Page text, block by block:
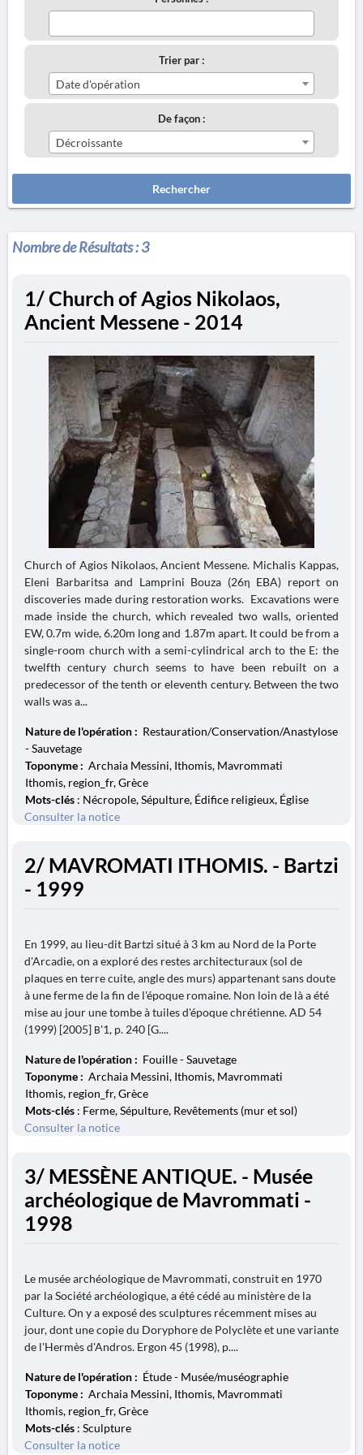
Trier par :
Date d'opération
De façon :
Décroissante
Rechercher
Nombre de Résultats :3
1/ Church of Agios Nikolaos,
Ancient Messene - 2014
Church of Agios Nikolaos, Ancient Messene. Michalis Kappas,
Eleni Barbaritsa and Lamprini Bouza (26η EBA) report on
discoveries made during restoration works. Excavations were
made inside the church, which revealed two walls, oriented
EW, 0.7m wide, 6.20m long and 1.87m apart. It could be from a
single-room church with a semi-cylindrical arch to the E: the
twelfth century church seems to have been rebuilt on a
predecessor of the tenth or eleventh century. Between the two
walls was a...
Nature de l'opération : Restauration/Conservation/Anastylose
- Sauvetage
Toponyme : Archaia Messini, Ithomis, Mavrommati
Ithomis, region_fr, Grèce
Mots-clés : Nécropole, Sépulture, Édifice religieux, Église
Consulter la notice
2/ MAVROMATI ITHOMIS. - Bartzi
- 1999
En 1999, au lieu-dit Bartzi situé à 3 km au Nord de la Porte
d'Arcadie, on a exploré des restes architecturaux (sol de
plaques en terre cuite, angle des murs) appartenant sans doute
à une ferme de la fin de l'époque romaine. Non loin de là a été
mise au jour une tombe à tuiles d'époque chrétienne. AD 54
(1999) [2005] Β'1, p. 240 [G....
Nature de l'opération : Fouille - Sauvetage
Toponyme : Archaia Messini, Ithomis, Mavrommati
Ithomis, region_fr, Grèce
Mots-clés : Ferme, Sépulture, Revêtements (mur et sol)
Consulter la notice
3/ MESSÈNE ANTIQUE. - Musée
archéologique de Mavrommati -
1998
Le musée archéologique de Mavrommati, construit en 1970
par la Société archéologique, a été cédé au ministère de la
Culture. On y a exposé des sculptures récemment mises au
jour, dont une copie du Doryphore de Polyclète et une variante
de l'Hermès d'Andros. Ergon 45 (1998), p....
Nature de l'opération : Étude - Musée/muséographie
Toponyme : Archaia Messini, Ithomis, Mavrommati
Ithomis, region_fr, Grèce
Mots-clés : Sculpture
Consulter la notice